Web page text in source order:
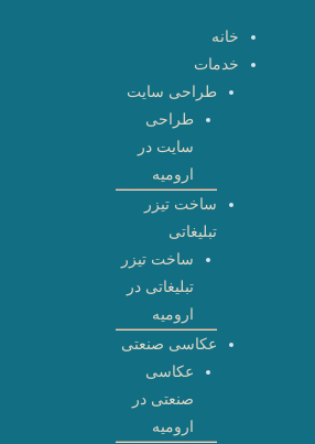
خانه
خدمات
طراحی سایت
طراحی
سایت در
ارومیه
ساخت تیزر
تبلیغاتی
ساخت تیزر
تبلیغاتی در
ارومیه
عکاسی صنعتی
عکاسی
صنعتی در
ارومیه